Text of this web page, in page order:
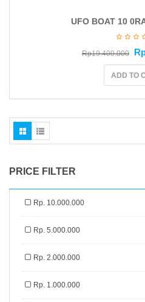
UFO BOAT 10
Rp19.400.000
ADD TO
PRICE FILTER
Rp. 10.000.000
Rp. 5.000.000
Rp. 2.000.000
Rp. 1.000.000